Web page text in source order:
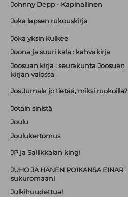
Johnny Depp - Kapinallinen
Joka lapsen rukouskirja
Joka yksin kulkee
Joona ja suuri kala : kahvakirja
Joosuan kirja : seurakunta Joosuan
kirjan valossa
Jos Jumala jo tietää, miksi ruokoilla?
Jotain sinistä
Joulu
Joulukertomus
JP ja Sallikkalan kingi
JUHO JA HÄNEN POIKANSA EINAR
sukuromaani
Julkihuudettua!